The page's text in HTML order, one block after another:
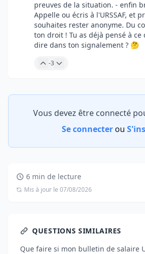
preuves de la situation. - enfin
Appelle ou écris à l'URSSAF, et
souhaites rester anonyme. Du
ton droit ! Tu as déjà pensé à
dire dans ton signalement ? 🤔
-3
Vous devez être connecté
Se connecterou
6 min de lecture
Mis à jour le 07/08/2026
QUESTIONS SIMILAIRES
Que faire si mon bulletin de salaire